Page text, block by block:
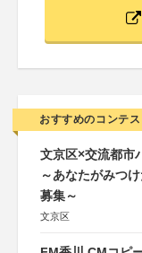
おすすめのコンテス
文京区×交流都市
～あなたがみつ
募集～
文京区